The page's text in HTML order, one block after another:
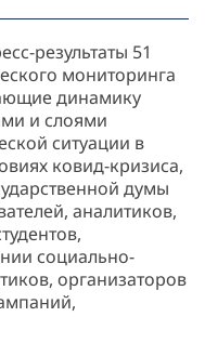
результаты 51
мониторинга
динамику
и слоями
ситуации в
ковид-кризиса,
думы
аналитиков,
социально-
организаторов